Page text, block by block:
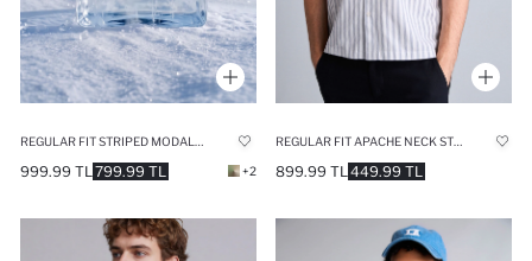
REGULAR FIT STRIPED MODAL SHIRT
799.99 TL
999.99 TL +2
REGULAR FIT APACHE NECK STRIPED COTTON SHIRT
449.99 TL
899.99 TL